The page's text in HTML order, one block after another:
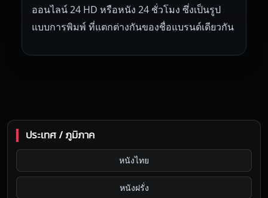
ออนไลน์ 24 HD หรือหนัง 24 ชั่วโมง ซึ่งเป็นรูป
แบบการพิมพ์ ที่แตกต่างกันของชื่อแบรนด์เดียวกัน
ประเทศ / ภูมิภาค
หนังไทย
หนังฝรั่ง